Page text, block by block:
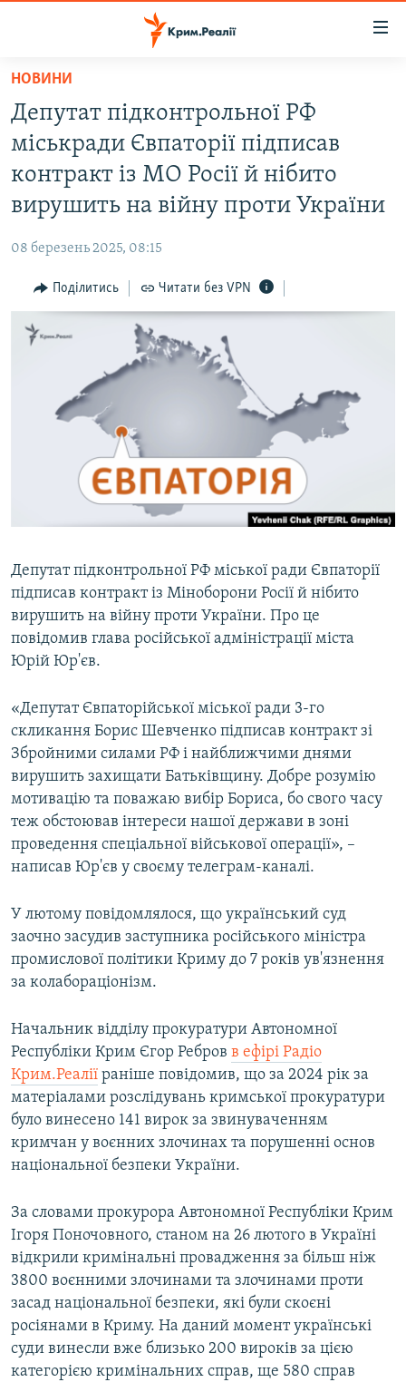
Перейти
основного
матеріалу
до
основної
Перейти
пошуку
ВОДА.КРИМ
ВІДЕО ТА ФОТО
ПОГЛЯД
ІНТЕРВ'Ю
ВСЕ ЗА ДЕНЬ
ДЕПОРТАЦІЯ
ВІДЕОУРОКИ «ELIFBE»
СВІДЧЕННЯ ОКУПАЦІЇ
УКРАЇНСЬКА ПРОБЛЕМА КРИМУ
ЯК ОБІЙТИ БЛОКУВАННЯ
Qırımtatar
Усі сайти RFE/RL
НОВИНИ
Депутат підконтрольної РФ
міськради Євпаторії підписав
контракт із МО Росії й нібито
вирушить на війну проти України
08 березень 2025, 08:15
Поділитись Читати без VPN
Депутат підконтрольної РФ міської ради Євпаторії
підписав контракт із Міноборони Росії й нібито
вирушить на війну проти України. Про це
повідомив глава російської адміністрації міста
Юрій Юр'єв.
«Депутат Євпаторійської міської ради 3-го
скликання Борис Шевченко підписав контракт зі
Збройними силами РФ і найближчими днями
вирушить захищати Батьківщину. Добре розумію
мотивацію та поважаю вибір Бориса, бо свого часу
теж обстоював інтереси нашої держави в зоні
проведення спеціальної військової операції», –
написав Юр'єв у своєму телеграм-каналі.
У лютому повідомлялося, що український суд
заочно засудив заступника російського міністра
промислової політики Криму до 7 років ув'язнення
за колабораціонізм.
Начальник відділу прокуратури Автономної
Республіки Крим Єгор Ребров в ефірі Радіо
Крим.Реалії раніше повідомив, що за 2024 рік за
матеріалами розслідувань кримської прокуратури
було винесено 141 вирок за звинуваченням
кримчан у воєнних злочинах та порушенні основ
національної безпеки України.
За словами прокурора Автономної Республіки Крим
Ігоря Поночовного, станом на 26 лютого в Україні
відкрили кримінальні провадження за більш ніж
3800 воєнними злочинами та злочинами проти
засад національної безпеки, які були скоєні
росіянами в Криму. На даний момент українські
суди винесли вже близько 200 вироків за цією
категорією кримінальних справ, ще 580 справ